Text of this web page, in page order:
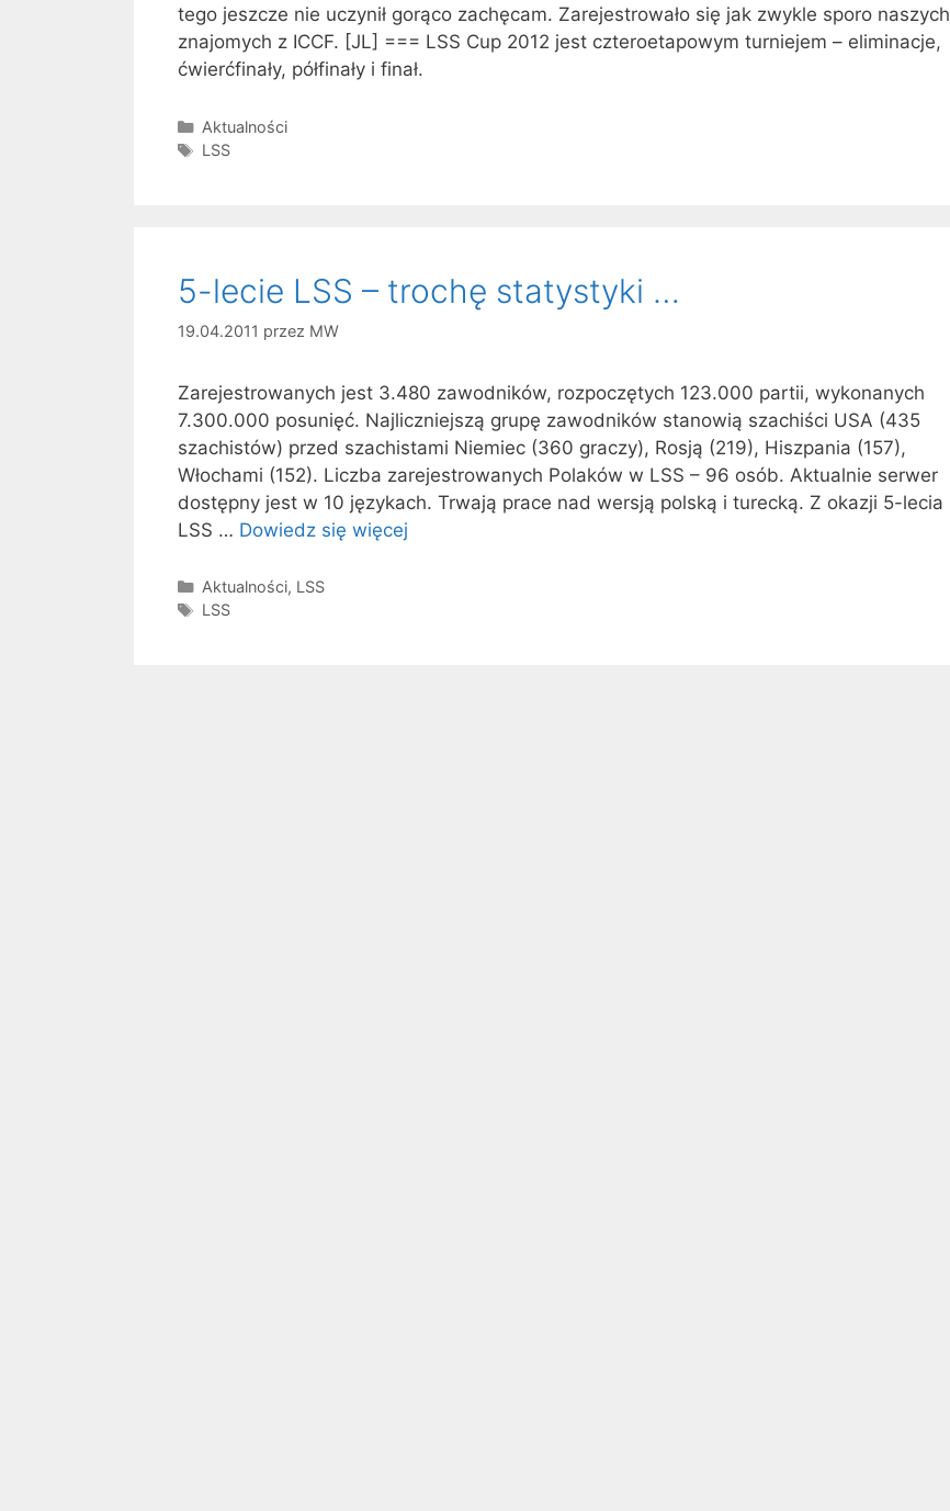
tego jeszcze nie uczynił gorąco zachęcam. Zarejestrowało się jak zwykle sporo naszych
znajomych z ICCF. [JL] === LSS Cup 2012 jest czteroetapowym turniejem – eliminacje,
ćwierćfinały, półfinały i finał.
Kategorie
Aktualności
Tagi
LSS
5-lecie LSS – trochę statystyki …
19.04.2011 przez MW
Zarejestrowanych jest 3.480 zawodników, rozpoczętych 123.000 partii, wykonanych
7.300.000 posunięć. Najliczniejszą grupę zawodników stanowią szachiści USA (435
szachistów) przed szachistami Niemiec (360 graczy), Rosją (219), Hiszpania (157),
Włochami (152). Liczba zarejestrowanych Polaków w LSS – 96 osób. Aktualnie serwer
dostępny jest w 10 językach. Trwają prace nad wersją polską i turecką. Z okazji 5-lecia
LSS … Dowiedz się więcej
Kategorie
Aktualności, LSS
Tagi
LSS